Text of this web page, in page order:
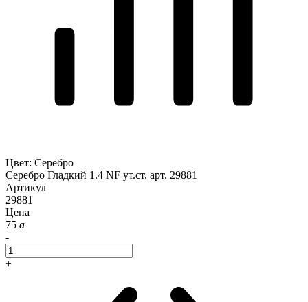
Цвет: Серебро
Серебро Гладкий 1.4 NF ут.ст. арт. 29881
Артикул
29881
Цена
75 a
-
+